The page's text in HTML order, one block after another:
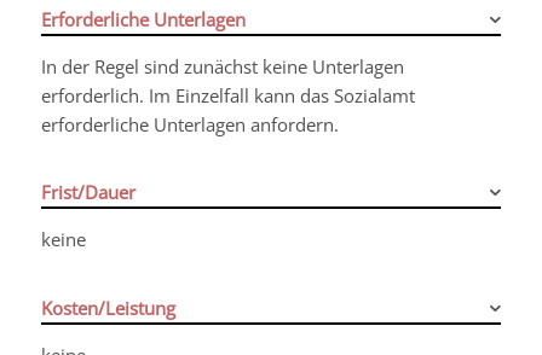
Erforderliche Unterlagen
In der Regel sind zunächst keine Unterlagen
erforderlich. Im Einzelfall kann das Sozialamt
erforderliche Unterlagen anfordern.
Frist/Dauer
keine
Kosten/Leistung